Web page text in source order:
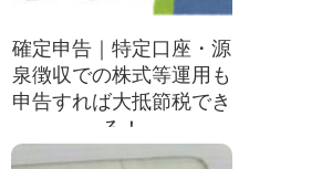
確定申告｜特定口座・源
泉徴収での株式等運用も
申告すれば大抵節税でき
る！